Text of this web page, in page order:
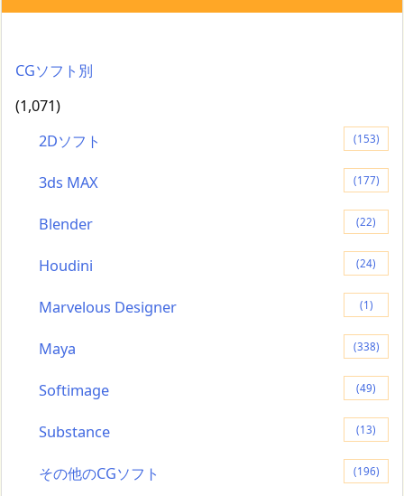
CGソフト別
(1,071)
2Dソフト
(153)
3ds MAX (177)
Blender (22)
Houdini (24)
Marvelous Designer (1)
Maya (338)
Softimage (49)
Substance (13)
その他のCGソフト (196)